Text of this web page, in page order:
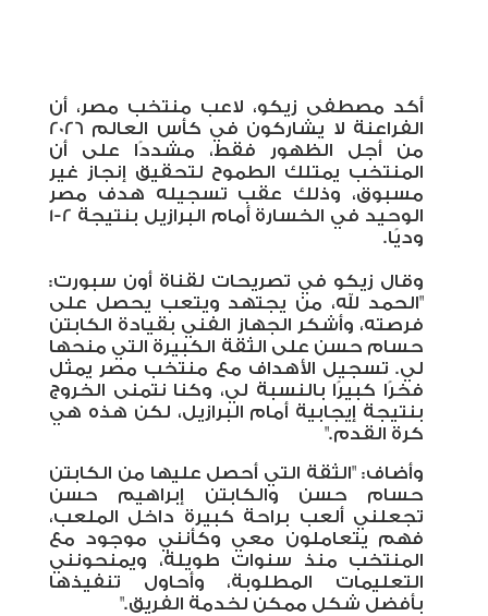
أكد مصطفى زيكو، لاعب منتخب مصر، أن
الفراعنة لا يشاركون في كأس العالم 2026
من أجل الظهور فقط، مشددًا على أن
المنتخب يمتلك الطموح لتحقيق إنجاز غير
مسبوق، وذلك عقب تسجيله هدف مصر
الوحيد في الخسارة أمام البرازيل بنتيجة 2-1
وديًا.
وقال زيكو في تصريحات لقناة أون سبورت:
"الحمد لله، من يجتهد ويتعب يحصل على
فرصته، وأشكر الجهاز الفني بقيادة الكابتن
حسام حسن على الثقة الكبيرة التي منحها
لي. تسجيل الأهداف مع منتخب مصر يمثل
فخرًا كبيرًا بالنسبة لي، وكنا نتمنى الخروج
بنتيجة إيجابية أمام البرازيل، لكن هذه هي
كرة القدم".
وأضاف: "الثقة التي أحصل عليها من الكابتن
حسام حسن والكابتن إبراهيم حسن
تجعلني ألعب براحة كبيرة داخل الملعب،
فهم يتعاملون معي وكأنني موجود مع
المنتخب منذ سنوات طويلة، ويمنحونني
التعليمات المطلوبة، وأحاول تنفيذها
بأفضل شكل ممكن لخدمة الفريق".